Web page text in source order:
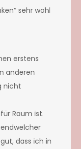
sehr wohl
erstens
anderen
nicht
Raum ist.
dass ich in